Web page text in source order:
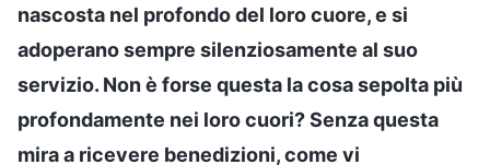
nascosta nel profondo del loro cuore, e si
adoperano sempre silenziosamente al suo
servizio. Non è forse questa la cosa sepolta più
profondamente nei loro cuori? Senza questa
mira a ricevere benedizioni, come vi